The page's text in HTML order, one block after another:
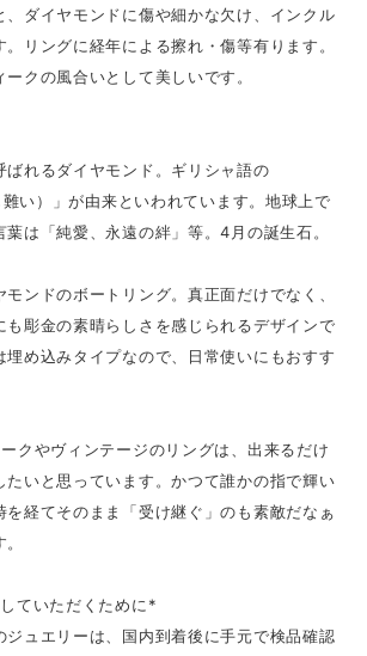
、ダイヤモンドに傷や細かな欠け、インクル
リングに経年による擦れ・傷等有ります。
クの風合いとして美しいです。
ばれるダイヤモンド。ギリシャ語の
難い）」が由来といわれています。地球上で
は「純愛、永遠の絆」等。4月の誕生石。
ンドのボートリング。真正面だけでなく、
も彫金の素晴らしさを感じられるデザインで
埋め込みタイプなので、日常使いにもおすす
クやヴィンテージのリングは、出来るだけ
たいと思っています。かつて誰かの指で輝い
を経てそのまま「受け継ぐ」のも素敵だなぁ
ていただくために*
ジュエリーは、国内到着後に手元で検品確認